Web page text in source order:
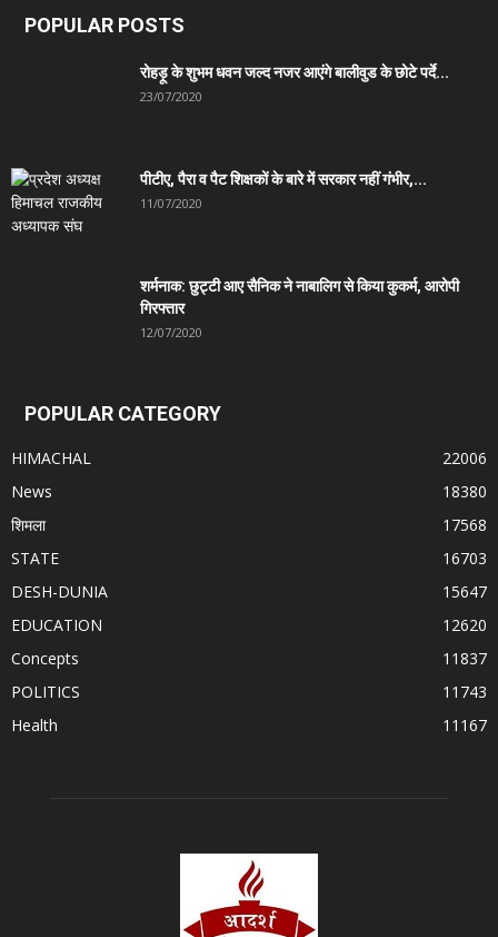
POPULAR POSTS
रोहड़ू के शुभम धवन जल्द नजर आएंगे बालीवुड के छोटे पर्दे...
23/07/2020
पीटीए, पैरा व पैट शिक्षकों के बारे में सरकार नहीं गंभीर,...
11/07/2020
शर्मनाक: छुट्टी आए सैनिक ने नाबालिग से किया कुकर्म, आरोपी
गिरफ्तार
12/07/2020
POPULAR CATEGORY
HIMACHAL
22006
News
18380
शिमला
17568
STATE
16703
DESH-DUNIA
15647
EDUCATION
12620
Concepts
11837
POLITICS
11743
Health
11167